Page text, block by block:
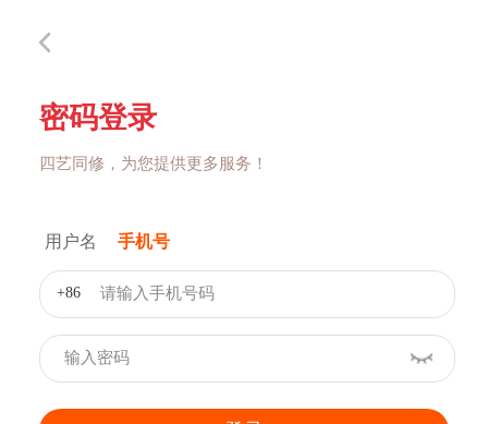
密码登录
四艺同修，为您提供更多服务！
用户名 手机号
+86